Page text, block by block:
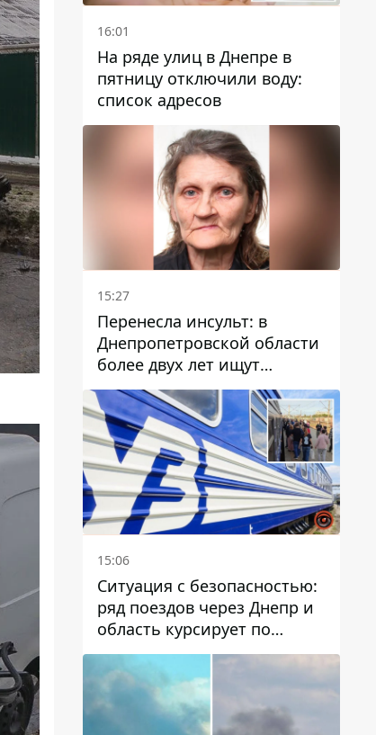
16:01
На ряде улиц в Днепре в
пятницу отключили воду:
список адресов
15:27
Перенесла инсульт: в
Днепропетровской области
более двух лет ищут
пропавшую женщину
15:06
Ситуация с безопасностью:
ряд поездов через Днепр и
область курсирует по
измененному маршруту, а
часть пути заменили
автобусами и электричками